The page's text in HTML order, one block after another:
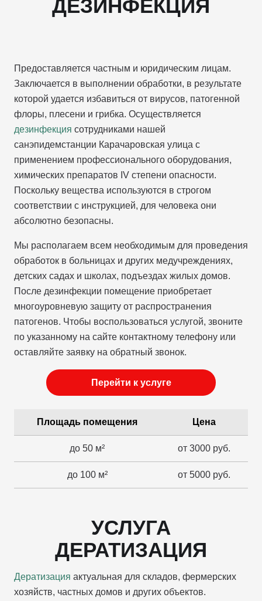
ДЕЗИНФЕКЦИЯ
Предоставляется частным и юридическим лицам.
Заключается в выполнении обработки, в результате
которой удается избавиться от вирусов, патогенной
флоры, плесени и грибка. Осуществляется
дезинфекция сотрудниками нашей
санэпидемстанции Карачаровская улица с
применением профессионального оборудования,
химических препаратов IV степени опасности.
Поскольку вещества используются в строгом
соответствии с инструкцией, для человека они
абсолютно безопасны.
Мы располагаем всем необходимым для проведения
обработок в больницах и других медучреждениях,
детских садах и школах, подъездах жилых домов.
После дезинфекции помещение приобретает
многоуровневую защиту от распространения
патогенов. Чтобы воспользоваться услугой, звоните
по указанному на сайте контактному телефону или
оставляйте заявку на обратный звонок.
Перейти к услуге
Площадь помещения Цена
до 50 м² от 3000 руб.
до 100 м² от 5000 руб.
УСЛУГА
ДЕРАТИЗАЦИЯ
Дератизация актуальная для складов, фермерских
хозяйств, частных домов и других объектов.